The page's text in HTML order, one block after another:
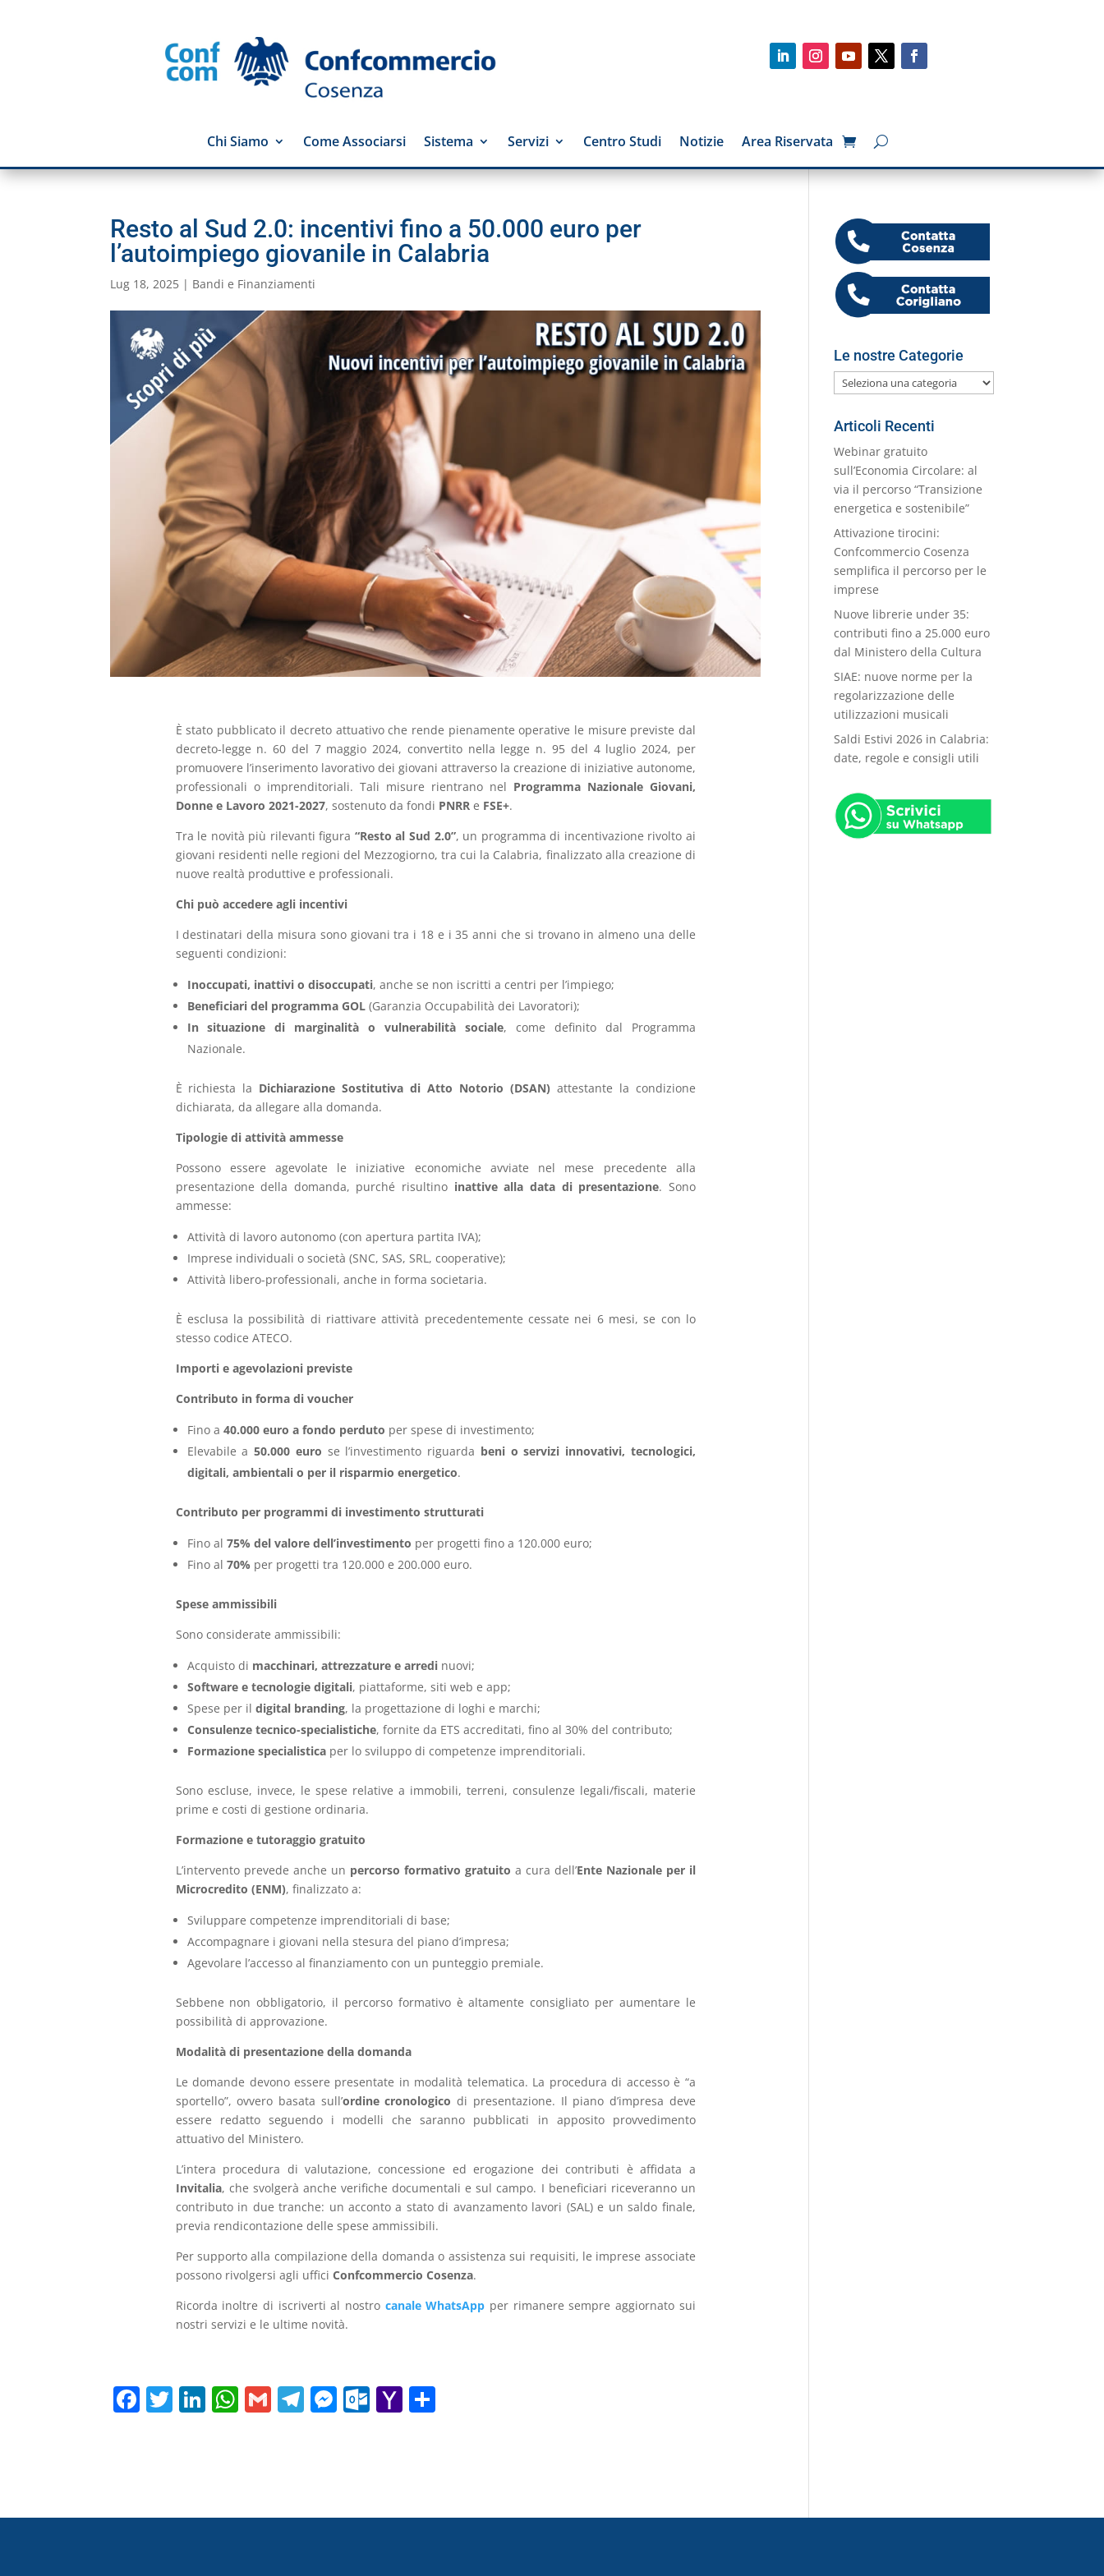
Chi Siamo Come Associarsi Sistema Servizi Centro Studi Notizie Area Riservata
Resto al Sud 2.0: incentivi fino a 50.000 euro per
l’autoimpiego giovanile in Calabria
Lug 18, 2025 | Bandi e Finanziamenti
È stato pubblicato il decreto attuativo che rende pienamente operative le misure previste dal
decreto-legge n. 60 del 7 maggio 2024, convertito nella legge n. 95 del 4 luglio 2024, per
promuovere l’inserimento lavorativo dei giovani attraverso la creazione di iniziative autonome,
professionali o imprenditoriali. Tali misure rientrano nel Programma Nazionale Giovani,
Donne e Lavoro 2021-2027, sostenuto da fondi PNRRe FSE+.
Tra le novità più rilevanti figura “Resto al Sud 2.0”, un programma di incentivazione rivolto ai
giovani residenti nelle regioni del Mezzogiorno, tra cui la Calabria, finalizzato alla creazione di
nuove realtà produttive e professionali.
Chi può accedere agli incentivi
I destinatari della misura sono giovani tra i 18 e i 35 anni che si trovano in almeno una delle
seguenti condizioni:
Inoccupati, inattivi o disoccupati, anche se non iscritti a centri per l’impiego;
Beneficiari del programma GOL(Garanzia Occupabilità dei Lavoratori);
In situazione di marginalità o vulnerabilità sociale, come definito dal Programma
Nazionale.
È richiesta la Dichiarazione Sostitutiva di Atto Notorio (DSAN) attestante la condizione
dichiarata, da allegare alla domanda.
Tipologie di attività ammesse
Possono essere agevolate le iniziative economiche avviate nel mese precedente alla
presentazione della domanda, purché risultino inattive alla data di presentazione. Sono
ammesse:
Attività di lavoro autonomo (con apertura partita IVA);
Imprese individuali o società (SNC, SAS, SRL, cooperative);
Attività libero-professionali, anche in forma societaria.
È esclusa la possibilità di riattivare attività precedentemente cessate nei 6 mesi, se con lo
stesso codice ATECO.
Importi e agevolazioni previste
Contributo in forma di voucher
Fino a 40.000 euro a fondo perduto per spese di investimento;
Elevabile a50.000 euro se l’investimento riguarda beni o servizi innovativi, tecnologici,
digitali, ambientali o per il risparmio energetico.
Contributo per programmi di investimento strutturati
Fino al 75% del valore dell’investimento per progetti fino a 120.000 euro;
Fino al 70% per progetti tra 120.000 e 200.000 euro.
Spese ammissibili
Sono considerate ammissibili:
Acquisto di macchinari, attrezzature e arredinuovi;
Software e tecnologie digitali, piattaforme, siti web e app;
Spese per il digital branding, la progettazione di loghi e marchi;
Consulenze tecnico-specialistiche, fornite da ETS accreditati, fino al 30% del contributo;
Formazione specialisticaper lo sviluppo di competenze imprenditoriali.
Sono escluse, invece, le spese relative a immobili, terreni, consulenze legali/fiscali, materie
prime e costi di gestione ordinaria.
Formazione e tutoraggio gratuito
L’intervento prevede anche un percorso formativo gratuito a cura dell’Ente Nazionale per il
Microcredito (ENM), finalizzato a:
Sviluppare competenze imprenditoriali di base;
Accompagnare i giovani nella stesura del piano d’impresa;
Agevolare l’accesso al finanziamento con un punteggio premiale.
Sebbene non obbligatorio, il percorso formativo è altamente consigliato per aumentare le
possibilità di approvazione.
Modalità di presentazione della domanda
Le domande devono essere presentate in modalità telematica. La procedura di accesso è “a
sportello”, ovvero basata sull’ordine cronologico di presentazione. Il piano d’impresa deve
essere redatto seguendo i modelli che saranno pubblicati in apposito provvedimento
attuativo del Ministero.
L’intera procedura di valutazione, concessione ed erogazione dei contributi è affidata a
Invitalia, che svolgerà anche verifiche documentali e sul campo. I beneficiari riceveranno un
contributo in due tranche: un acconto a stato di avanzamento lavori (SAL) e un saldo finale,
previa rendicontazione delle spese ammissibili.
Per supporto alla compilazione della domanda o assistenza sui requisiti, le imprese associate
possono rivolgersi agli uffici Confcommercio Cosenza.
Ricorda inoltre di iscriverti al nostro canale WhatsApp per rimanere sempre aggiornato sui
nostri servizi e le ultime novità.
F T Li W G T M O Y
Le nostre Categorie
Le
nostre
Categorie
Articoli Recenti
Webinar gratuito
sull’Economia Circolare: al
via il percorso “Transizione
energetica e sostenibile”
Attivazione tirocini:
Confcommercio Cosenza
semplifica il percorso per le
imprese
Nuove librerie under 35:
contributi fino a 25.000 euro
dal Ministero della Cultura
SIAE: nuove norme per la
regolarizzazione delle
utilizzazioni musicali
Saldi Estivi 2026 in Calabria:
date, regole e consigli utili